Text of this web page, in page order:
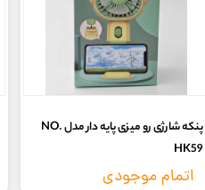
پنکه شارژی رو میزی پایه دار مدل NO.
HK59
اتمام موجودی